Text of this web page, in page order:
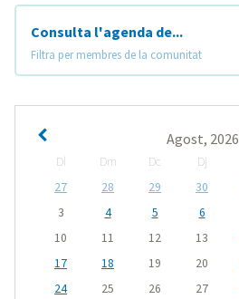
Consulta l'agenda de...
Filtra per membres de la comunitat
Agost, 2026
Dl Dm Dc Dj
27
28 29 30
3
4 5 6
10
11 12 13
17
18 19 20
24
25 26 27